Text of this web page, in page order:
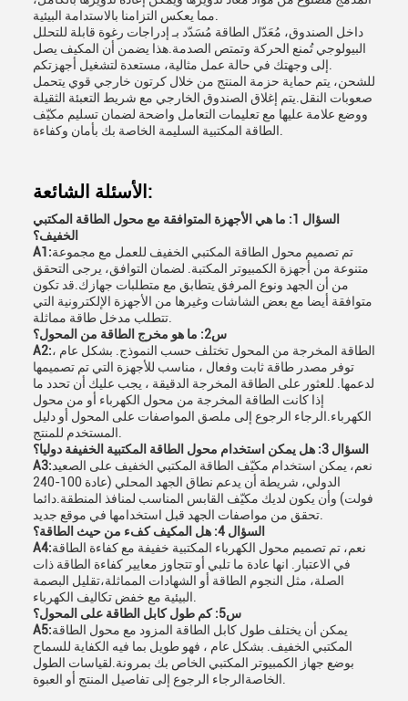
داخل الصندوق، مُعَدّل الطاقة مُسَدّد بـ إدراجات رغوة قابلة للتحلل
البيولوجي تُمنع الحركة وتمتص الصدمة.هذا يضمن أن المكيف يصل
للشحن، يتم حماية حزمة المنتج من خلال كرتون خارجي قوي يتحمل
صعوبات النقل.يتم إغلاق الصندوق الخارجي مع شريط التعبئة الثقيلة
ووضع علامة عليها مع تعليمات التعامل واضحة لضمان تسليم مكيّف
الأسئلة الشائعة:
السؤال 1: ما هي الأجهزة المتوافقة مع محول الطاقة المكتبي
الخفيف؟
A1:تم تصميم محول الطاقة المكتبي الخفيف للعمل مع مجموعة
متنوعة من أجهزة الكمبيوتر المكتبة. لضمان التوافق، يرجى التحقق
من أن الجهد ونوع المرفق يتطابق مع متطلبات جهازك.قد تكون
متوافقة أيضا مع بعض الشاشات وغيرها من الأجهزة الإلكترونية التي
س2: ما هو مخرج الطاقة من المحول؟
A2:الطاقة المخرجة من المحول تختلف حسب النموذج. بشكل عام ،
توفر مصدر طاقة ثابت وفعال ، مناسب للأجهزة التي تم تصميمها
لدعمها. للعثور على الطاقة المخرجة الدقيقة ، يجب عليك أن تحدد ما
إذا كانت الطاقة المخرجة من محول الكهرباء أو من محول
الكهرباء.الرجاء الرجوع إلى ملصق المواصفات على المحول أو دليل
السؤال 3: هل يمكن استخدام محول الطاقة المكتبية الخفيفة دوليا؟
A3:نعم، يمكن استخدام مكيّف الطاقة المكتبي الخفيف على الصعيد
الدولي، شريطة أن يدعم نطاق الجهد المحلي (عادة 100-240
فولت) وأن يكون لديك مكيّف القابس المناسب لمنافذ المنطقة.دائما
السؤال 4: هل المكيف كفء من حيث الطاقة؟
A4:نعم، تم تصميم محول الكهرباء المكتبية خفيفة مع كفاءة الطاقة
في الاعتبار. انها عادة ما تلبي أو تتجاوز معايير كفاءة الطاقة ذات
الصلة، مثل النجوم الطاقة أو الشهادات المماثلة،تقليل البصمة
س5: كم طول كابل الطاقة على المحول؟
A5:يمكن أن يختلف طول كابل الطاقة المزود مع محول الطاقة
المكتبي الخفيف. بشكل عام ، فهو طويل بما فيه الكفاية للسماح
بوضع جهاز الكمبيوتر المكتبي الخاص بك بمرونة.لقياسات الطول